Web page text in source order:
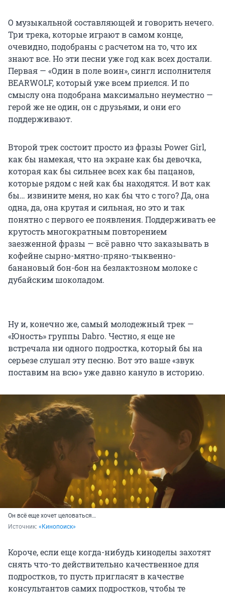
О музыкальной составляющей и говорить нечего.
Три трека, которые играют в самом конце,
очевидно, подобраны с расчетом на то, что их
знают все. Но эти песни уже год как всех достали.
Первая — «Один в поле воин», сингл исполнителя
BEARWOLF, который уже всем приелся. И по
смыслу она подобрана максимально неуместно —
герой же не один, он с друзьями, и они его
поддерживают.
Второй трек состоит просто из фразы Power Girl,
как бы намекая, что на экране как бы девочка,
которая как бы сильнее всех как бы пацанов,
которые рядом с ней как бы находятся. И вот как
бы… извините меня, но как бы что с того? Да, она
одна, да, она крутая и сильная, но это и так
понятно с первого ее появления. Поддерживать ее
крутость многократным повторением
заезженной фразы — всё равно что заказывать в
кофейне сырно-мятно-пряно-тыквенно-
банановый бон-бон на безлактозном молоке с
дубайским шоколадом.
Ну и, конечно же, самый молодежный трек —
«Юность» группы Dabro. Честно, я еще не
встречала ни одного подростка, который бы на
серьезе слушал эту песню. Вот это ваше «звук
поставим на всю» уже давно кануло в историю.
Он всё еще хочет целоваться…
Источник: «Кинопоиск»
Короче, если еще когда-нибудь киноделы захотят
снять что-то действительно качественное для
подростков, то пусть пригласят в качестве
консультантов самих подростков, чтобы те